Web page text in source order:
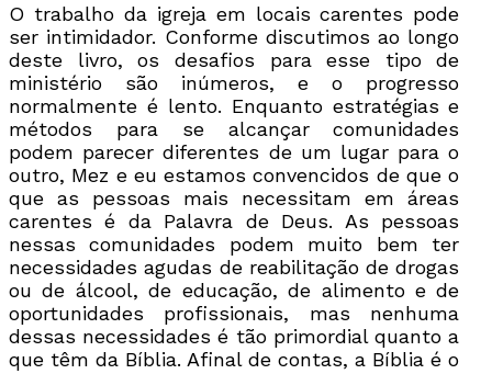
O trabalho da igreja em locais carentes pode
ser intimidador. Conforme discutimos ao longo
deste livro, os desafios para esse tipo de
ministério são inúmeros, e o progresso
normalmente é lento. Enquanto estratégias e
métodos para se alcançar comunidades
podem parecer diferentes de um lugar para o
outro, Mez e eu estamos convencidos de que o
que as pessoas mais necessitam em áreas
carentes é da Palavra de Deus. As pessoas
nessas comunidades podem muito bem ter
necessidades agudas de reabilitação de drogas
ou de álcool, de educação, de alimento e de
oportunidades profissionais, mas nenhuma
dessas necessidades é tão primordial quanto a
que têm da Bíblia. Afinal de contas, a Bíblia é o